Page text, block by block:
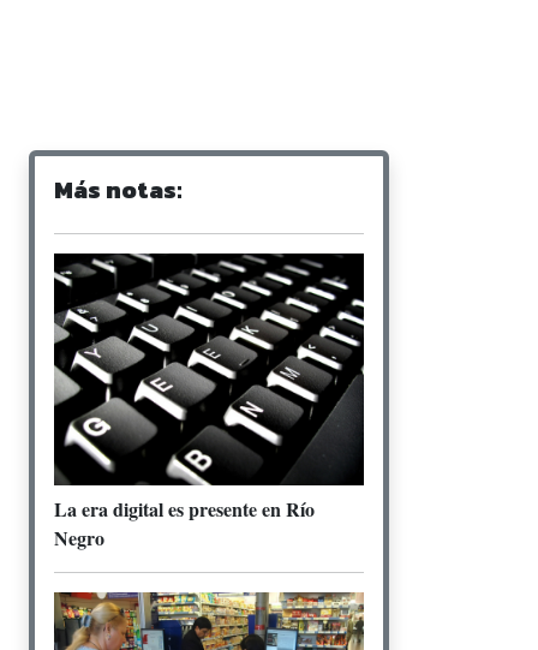
Más notas:
La era digital es presente en Río
Negro